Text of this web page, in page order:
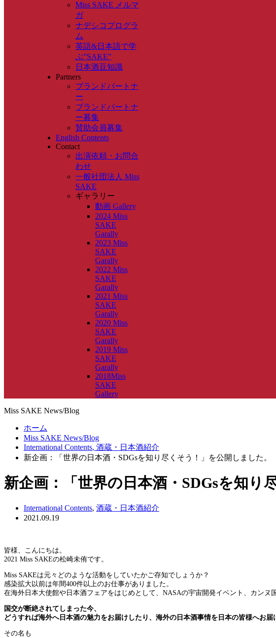
Miss SAKE メルマ
ガ
ナデシコプログラ
ム
英語&日本語で学
ぶ”SAKE”
日本酒豆知識
Partners
ブランドパートナ
ー
ブランドパートナ
ー募集
賛助会員募集
English Contents
Contact
出演依頼・お問合
わせ
一般社団法人 Miss
SAKE
ギャラリー
動画 Gallery
2024 Miss
SAKE
Garally
2023 Miss
SAKE
Garally
2022 Miss
SAKE
Garally
2021 Miss
SAKE
Garally
2020 Miss
SAKE
Garally
2019 Miss
SAKE
Garally
2018Miss
SAKE
Gallery
Miss SAKE News/Blog
ホーム
Miss SAKE News/Blog
International Contents, 酒蔵・日本酒紹介
新企画：「世界の日本酒・SDGsを知り尽くそう！」を公開しました。
新企画：「世界の日本酒・SDGsを知り
International Contents, 酒蔵・日本酒紹介
2021.09.19
皆様、こんにちは。
2021 Miss SAKEの松崎未侑です。
Miss SAKEは元々どのような活動をしていたかご存知でしょうか？
感染拡大以前は年間400件以上のお仕事がありました。
在海外日本大使館や日本酒フェアをはじめとして、NASAの宇宙開発イベント、カン
国交が断絶されてしまった今、
どうすれば海外へ日本酒の魅力をお届けしたり、海外の日本酒事情を日本の皆様へお
その名も